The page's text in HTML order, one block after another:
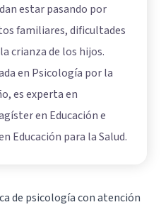
estar pasando por
familiares, dificultades
crianza de los hijos.
en Psicología por la
es experta en
en Educación e
Educación para la Salud.
de psicología con atención